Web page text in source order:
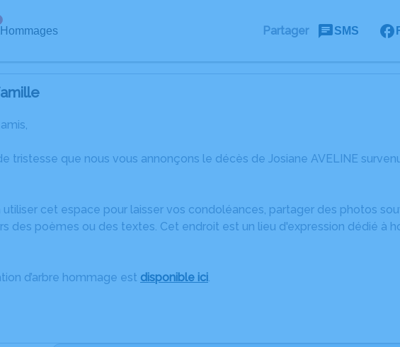
Hommages Partager SMS
tristesse que nous vous annonçons le décès de Josiane AVELINE
utiliser cet espace pour laisser vos condoléances, partager des photos
des poèmes ou des textes. Cet endroit est un lieu d'expression dédié à
d’arbre hommage est disponible ici.